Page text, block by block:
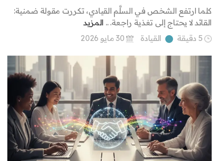
كلما ارتفع الشخص في السلَّم القيادي، تكررت مقولة ضمنية:
القائد لا يحتاج إلى تغذية راجعة. .. المزيد
5 دقيقة
القيادة 30 مايو 2026